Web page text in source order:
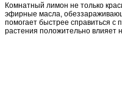
Комнатный лимон не только
эфирные масла,
помогает быстрее справиться
растения положительно влияет